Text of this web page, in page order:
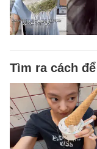
Tìm ra cách